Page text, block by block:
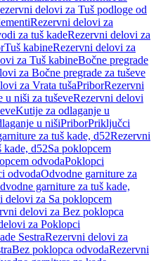
delovi za Tuš podloge od
Rezervni delovi za
za tuš kadeRezervni delovi za
Tuš kabineRezervni delovi za
za Tuš kabineBočne pregrade
za Bočne pregrade za tuševe
za Vrata tušaPriborRezervni
u niši za tuševeRezervni delovi
Kutije za odlaganje u
u nišiPriborPriključci
za tuš kade, d52Rezervni
kade, d52Sa poklopcem
odvodaPoklopci
odvodaOdvodne garniture za
garniture za tuš kade,
delovi za Sa poklopcem
delovi za Bez poklopca
za Poklopci
SestraRezervni delovi za
Bez poklopca odvodaRezervni